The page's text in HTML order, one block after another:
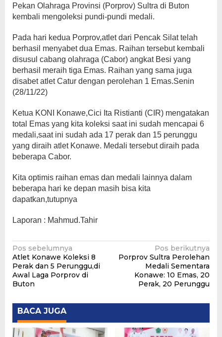
Pekan Olahraga Provinsi (Porprov) Sultra di Buton
kembali mengoleksi pundi-pundi medali.
Pada hari kedua Porprov,atlet dari Pencak Silat telah
berhasil menyabet dua Emas. Raihan tersebut kembali
disusul cabang olahraga (Cabor) angkat Besi yang
berhasil meraih tiga Emas. Raihan yang sama juga
disabet atlet Catur dengan perolehan 1 Emas.Senin
(28/11/22)
Ketua KONI Konawe,Cici Ita Ristianti (CIR) mengatakan
total Emas yang kita koleksi saat ini sudah mencapai 6
medali,saat ini sudah ada 17 perak dan 15 perunggu
yang diraih atlet Konawe. Medali tersebut diraih pada
beberapa Cabor.
Kita optimis raihan emas dan medali lainnya dalam
beberapa hari ke depan masih bisa kita
dapatkan,tutupnya
Laporan : Mahmud.Tahir
Navigasi
pos
Pos sebelumnya
Atlet Konawe Koleksi 8
Perak dan 5 Perunggu,di
Awal Laga Porprov di
Buton
Pos berikutnya
Porprov Sultra Perolehan
Medali Sementara
Konawe: 10 Emas, 20
Perak, 20 Perunggu
BACA JUGA